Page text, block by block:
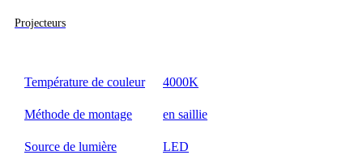
Projecteurs
Température de couleur 4000K
Méthode de montage en saillie
Source de lumière LED